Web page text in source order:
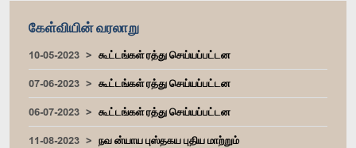
கேள்வியின் வரலாறு
10-05-2023
கூட்டங்கள் ரத்து செய்யப்பட்டன
07-06-2023
கூட்டங்கள் ரத்து செய்யப்பட்டன
06-07-2023
கூட்டங்கள் ரத்து செய்யப்பட்டன
11-08-2023
நவ ன்யாய புஸ்தகய புதிய மாற்றும்